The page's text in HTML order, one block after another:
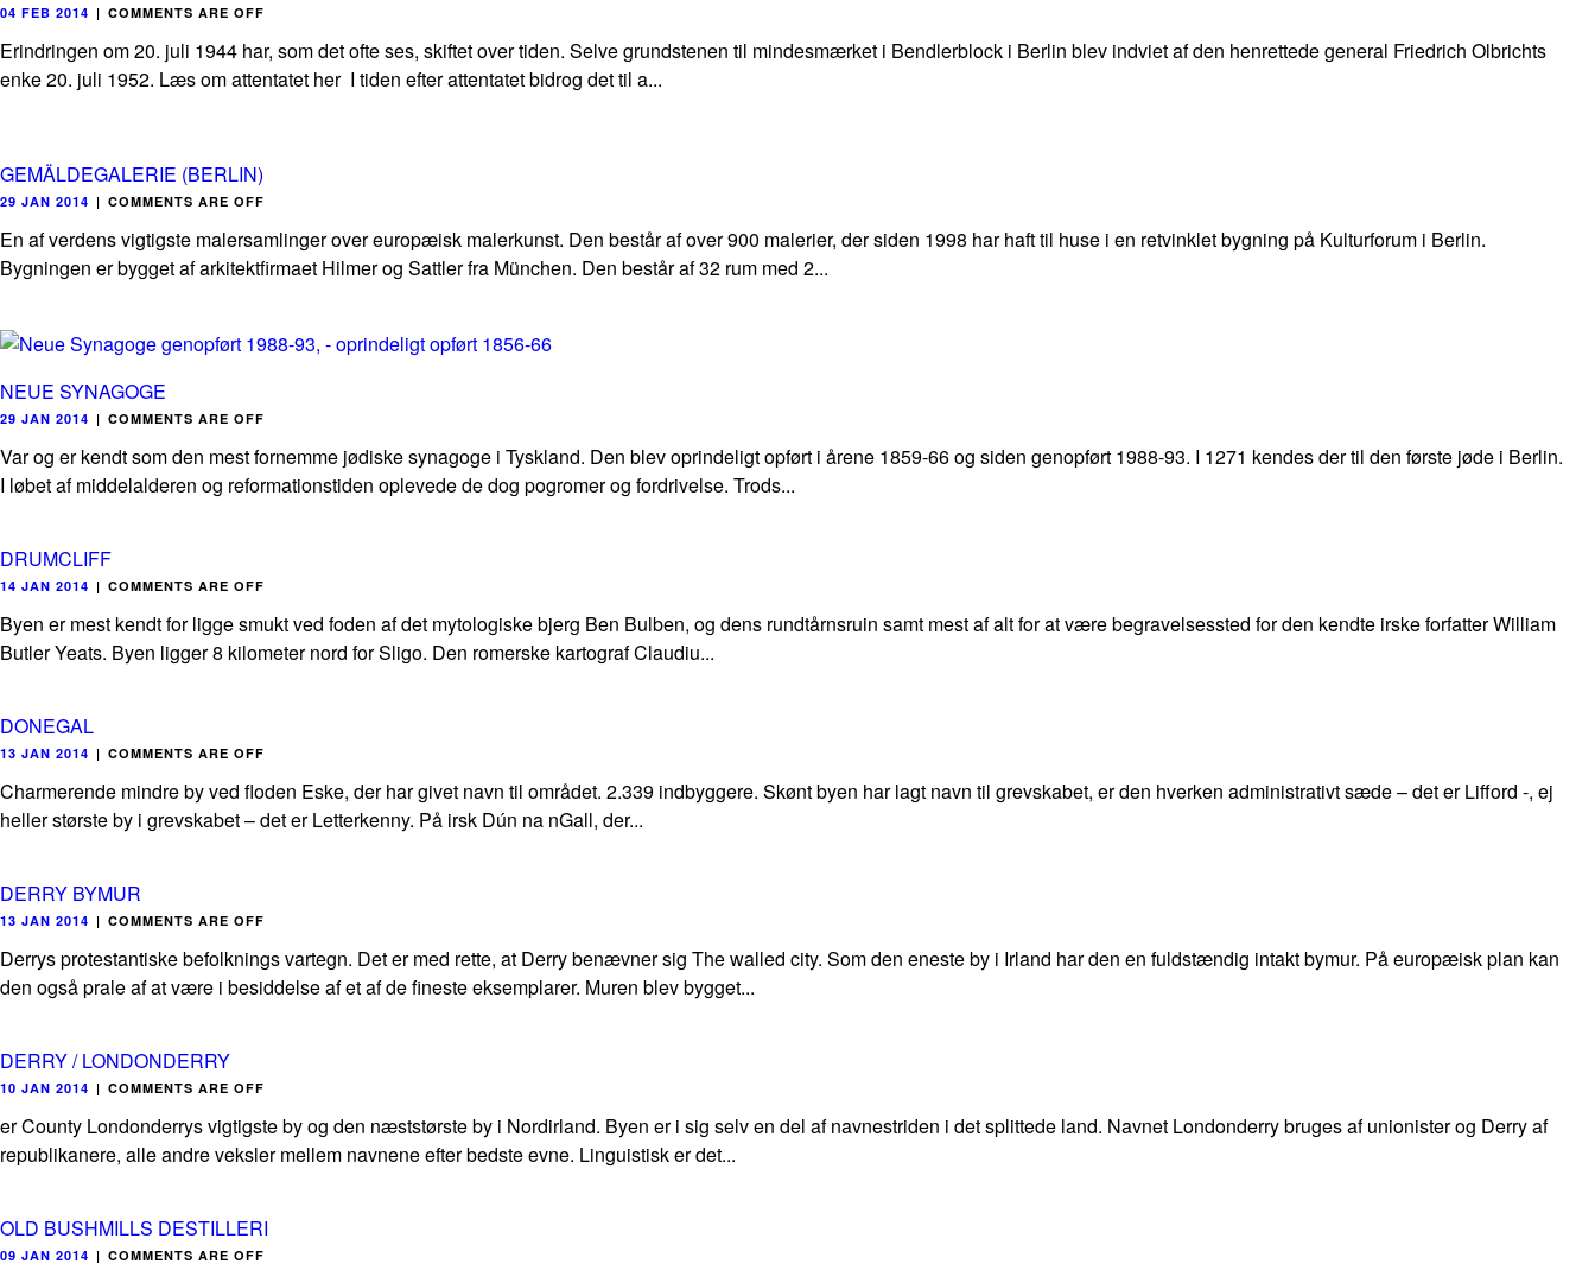
04 FEB 2014 | COMMENTS ARE OFF
Erindringen om 20. juli 1944 har, som det ofte ses, skiftet over tiden. Selve grundstenen til mindesmærket i Bendlerblock i Berlin blev indviet af den henrettede general Friedrich Olbrichts
enke 20. juli 1952. Læs om attentatet her I tiden efter attentatet bidrog det til a...
GEMÄLDEGALERIE (BERLIN)
29 JAN 2014 | COMMENTS ARE OFF
En af verdens vigtigste malersamlinger over europæisk malerkunst. Den består af over 900 malerier, der siden 1998 har haft til huse i en retvinklet bygning på Kulturforum i Berlin.
Bygningen er bygget af arkitektfirmaet Hilmer og Sattler fra München. Den består af 32 rum med 2...
NEUE SYNAGOGE
29 JAN 2014 | COMMENTS ARE OFF
Var og er kendt som den mest fornemme jødiske synagoge i Tyskland. Den blev oprindeligt opført i årene 1859-66 og siden genopført 1988-93. I 1271 kendes der til den første jøde i Berlin.
I løbet af middelalderen og reformationstiden oplevede de dog pogromer og fordrivelse. Trods...
DRUMCLIFF
14 JAN 2014 | COMMENTS ARE OFF
Byen er mest kendt for ligge smukt ved foden af det mytologiske bjerg Ben Bulben, og dens rundtårnsruin samt mest af alt for at være begravelsessted for den kendte irske forfatter William
Butler Yeats. Byen ligger 8 kilometer nord for Sligo. Den romerske kartograf Claudiu...
DONEGAL
13 JAN 2014 | COMMENTS ARE OFF
Charmerende mindre by ved floden Eske, der har givet navn til området. 2.339 indbyggere. Skønt byen har lagt navn til grevskabet, er den hverken administrativt sæde – det er Lifford -, ej
heller største by i grevskabet – det er Letterkenny. På irsk Dún na nGall, der...
DERRY BYMUR
13 JAN 2014 | COMMENTS ARE OFF
Derrys protestantiske befolknings vartegn. Det er med rette, at Derry benævner sig The walled city. Som den eneste by i Irland har den en fuldstændig intakt bymur. På europæisk plan kan
den også prale af at være i besiddelse af et af de fineste eksemplarer. Muren blev bygget...
DERRY / LONDONDERRY
10 JAN 2014 | COMMENTS ARE OFF
er County Londonderrys vigtigste by og den næststørste by i Nordirland. Byen er i sig selv en del af navnestriden i det splittede land. Navnet Londonderry bruges af unionister og Derry af
republikanere, alle andre veksler mellem navnene efter bedste evne. Linguistisk er det...
OLD BUSHMILLS DESTILLERI
09 JAN 2014 | COMMENTS ARE OFF